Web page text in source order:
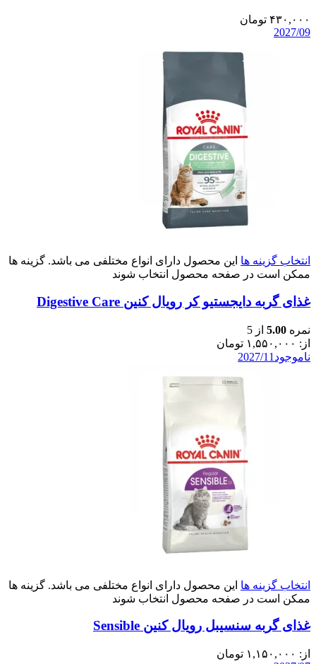
۴۳۰,۰۰۰ تومان
2027/09
انتخاب گزینه ها این محصول دارای انواع مختلفی می باشد. گزینه ها
ممکن است در صفحه محصول انتخاب شوند
غذای گربه دایجستیو کر رویال کنین Digestive Care
نمره 5.00 از 5
از: ۱,۵۵۰,۰۰۰ تومان
ناموجود 2027/11
انتخاب گزینه ها این محصول دارای انواع مختلفی می باشد. گزینه ها
ممکن است در صفحه محصول انتخاب شوند
غذای گربه سنسیبل رویال کنین Sensible
از: ۱,۱۵۰,۰۰۰ تومان